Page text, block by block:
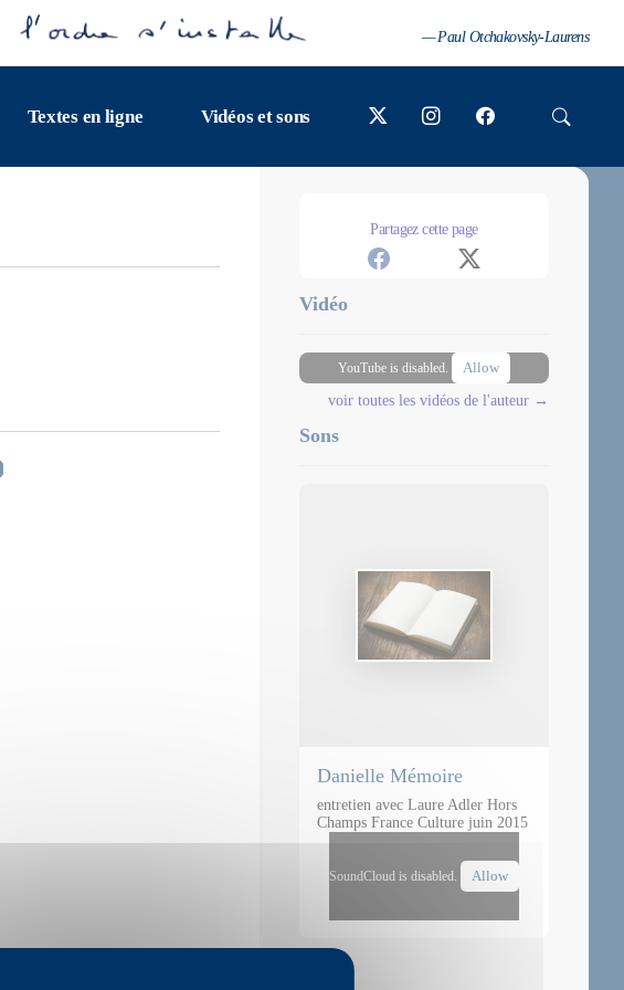
— Paul Otchakovsky-Laurens
Textes en ligne Vidéos et sons
Partagez cette page
Vidéo
YouTube is disabled.
Allow
voir toutes les vidéos de l'auteur →
Sons
Danielle Mémoire
entretien avec Laure Adler Hors
Champs France Culture juin 2015
SoundCloud is disabled. Allow